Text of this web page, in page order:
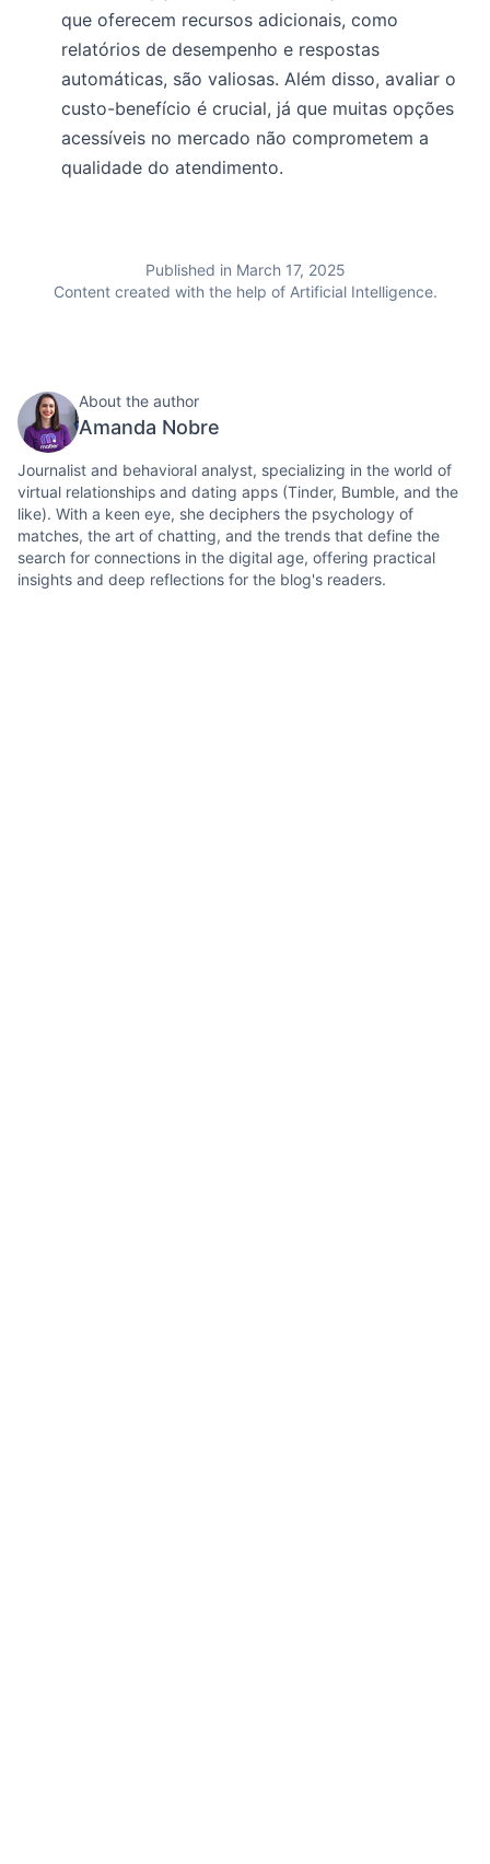
que oferecem recursos adicionais, como
relatórios de desempenho e respostas
automáticas, são valiosas. Além disso, avaliar o
custo-benefício é crucial, já que muitas opções
acessíveis no mercado não comprometem a
qualidade do atendimento.
Published in March 17, 2025
Content created with the help of Artificial Intelligence.
About the author
Amanda Nobre
Journalist and behavioral analyst, specializing in the world of
virtual relationships and dating apps (Tinder, Bumble, and the
like). With a keen eye, she deciphers the psychology of
matches, the art of chatting, and the trends that define the
search for connections in the digital age, offering practical
insights and deep reflections for the blog's readers.